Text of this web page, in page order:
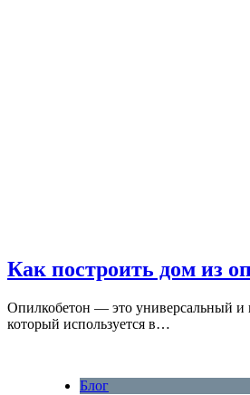
Как построить дом из
Опилкобетон — это универсальный и
который используется в…
Блог